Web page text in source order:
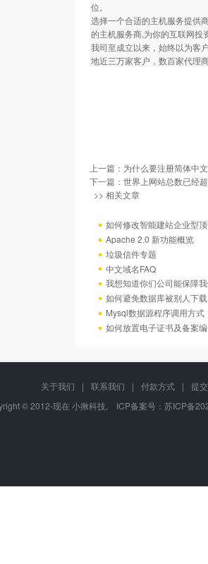
位。
选择一个合适的主机服务提供
的主机服务商,为你的互联网投
我司至成立以来，始终以为客
地近三万家客户，数百家代理
上一篇： 为什么要注册简体中
下一篇： 世界上网站总数已经
>> 相关文章
如何修改智能建站企业型
Apache 2.0 新功能概览
垃圾信件专题
中文域名FAQ
我想知道你们公司能保障
如何避免数据库被别人下
Mysql数据源程序调用方
如何放置电子证书及备案
关于我们 | 联系我们 | 付款方式 |
提
© 2012-现在 小揪科技, ICP备案号： 苏ICP备